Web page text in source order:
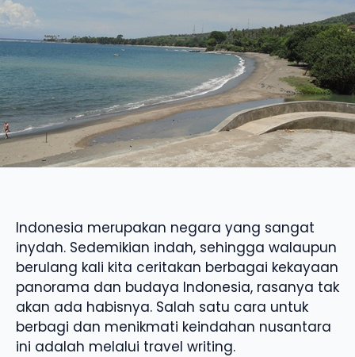
Indonesia merupakan negara yang sangat
inydah. Sedemikian indah, sehingga walaupun
berulang kali kita ceritakan berbagai kekayaan
panorama dan budaya Indonesia, rasanya tak
akan ada habisnya. Salah satu cara untuk
berbagi dan menikmati keindahan nusantara
ini adalah melalui travel writing.